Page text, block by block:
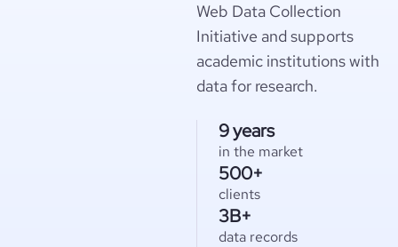
Web Data Collection
Initiative and supports
academic institutions with
data for research.
9 years
in the market
500+
clients
3B+
data records